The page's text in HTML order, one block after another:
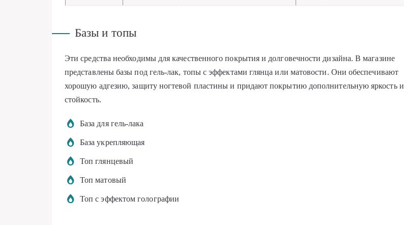
Базы и топы
Эти средства необходимы для качественного покрытия и долговечности дизайна. В магазине
представлены базы под гель-лак, топы с эффектами глянца или матовости. Они обеспечивают
хорошую адгезию, защиту ногтевой пластины и придают покрытию дополнительную яркость и
стойкость.
База для гель-лака
База укрепляющая
Топ глянцевый
Топ матовый
Топ с эффектом голографии